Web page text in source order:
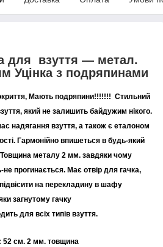
для взуття — метал.
Уцінка з подряпинами
Мають подряпини!!!!!!! Стильний
який не залишить байдужим нікого.
надягання взуття, а також є еталоном
Гармонійно впишеться в будь-який
металу 2 мм. завдяки чому
не прогинається. Має отвір для гачка,
на перекладину в шафу
загнутому гачку
для всіх типів взуття.
52 см. 2 мм. товщина